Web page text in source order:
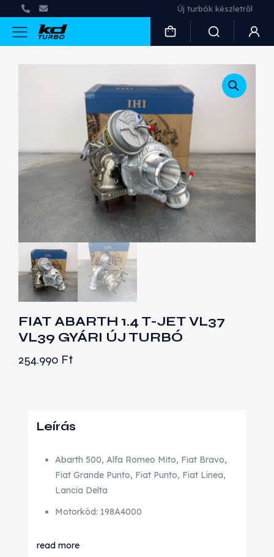
Új turbók készletről
FIAT ABARTH 1.4 T-JET VL37
VL39 GYÁRI ÚJ TURBÓ
254.990 Ft
Leírás
Abarth 500, Alfa Romeo Mito, Fiat Bravo,
Fiat Grande Punto, Fiat Punto, Fiat Linea,
Lancia Delta
Motorkód: 198A4000
read more